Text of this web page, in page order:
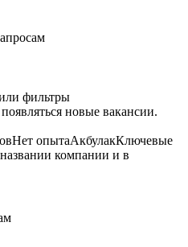
фильтры
новые вакансии.
Нет опытаАкбулакКлючевые
компании и в